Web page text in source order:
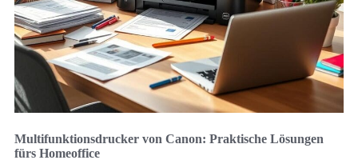
Multifunktionsdrucker von Canon: Praktische Lösungen
fürs Homeoffice